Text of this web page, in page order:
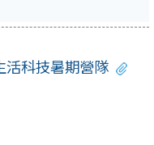
活科技暑期營隊